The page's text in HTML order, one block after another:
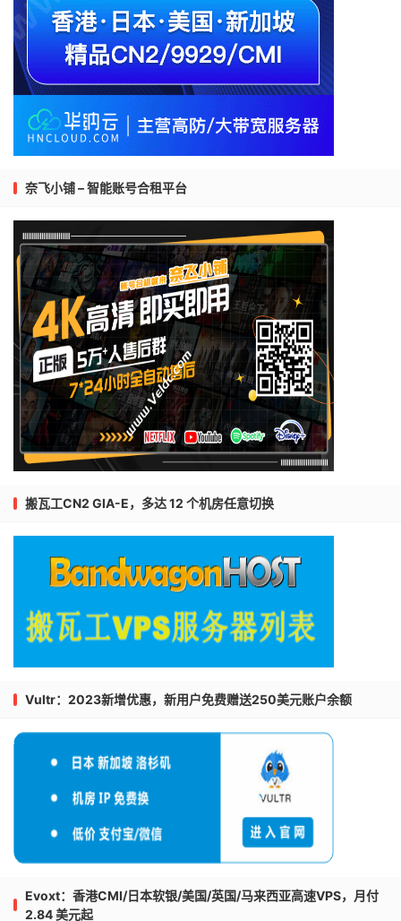
奈飞小铺 – 智能账号合租平台
搬瓦工CN2 GIA-E，多达 12 个机房任意切换
Vultr：2023新增优惠，新用户免费赠送250美元账户余额
Evoxt：香港CMI/日本软银/美国/英国/马来西亚高速VPS，月付
2.84 美元起